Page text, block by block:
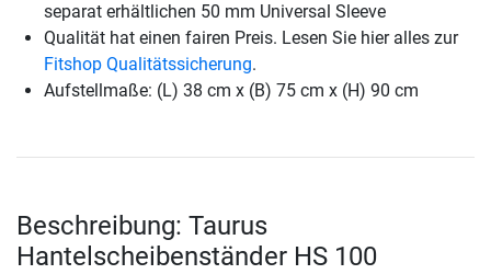
separat erhältlichen 50 mm Universal Sleeve
Qualität hat einen fairen Preis. Lesen Sie hier alles zur
Fitshop Qualitätssicherung.
Aufstellmaße: (L) 38 cm x (B) 75 cm x (H) 90 cm
Beschreibung: Taurus
Hantelscheibenständer HS 100